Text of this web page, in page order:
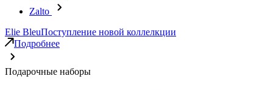
Zalto
Elie BleuПоступление новой коллелкции
Подробнее
Подарочные наборы